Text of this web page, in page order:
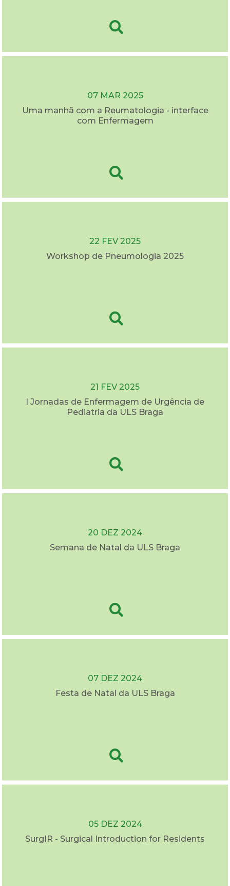
07 MAR 2025
Uma manhã com a Reumatologia - interface
com Enfermagem
22 FEV 2025
Workshop de Pneumologia 2025
21 FEV 2025
I Jornadas de Enfermagem de Urgência de
Pediatria da ULS Braga
20 DEZ 2024
Semana de Natal da ULS Braga
07 DEZ 2024
Festa de Natal da ULS Braga
05 DEZ 2024
SurgIR - Surgical Introduction for Residents